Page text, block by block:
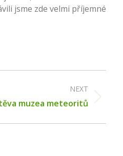
jsme zde velmi příjemné
NEXT
muzea meteoritů